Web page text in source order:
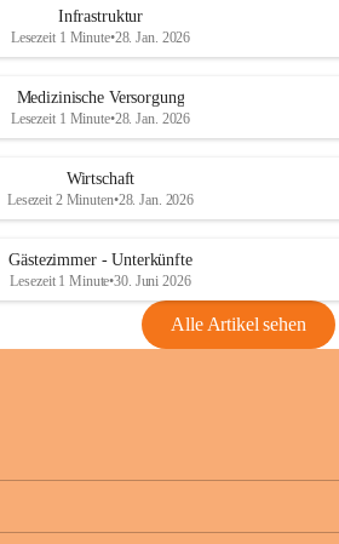
Infrastruktur
Lesezeit 1 Minute•28. Jan. 2026
Medizinische Versorgung
Lesezeit 1 Minute•28. Jan. 2026
Wirtschaft
Lesezeit 2 Minuten•28. Jan. 2026
Gästezimmer - Unterkünfte
Lesezeit 1 Minute•30. Juni 2026
Alle Artikel sehen